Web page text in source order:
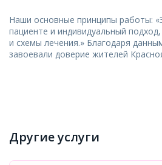
Наши основные принципы работы:
пациенте и индивидуальный
и схемы лечения.» Благодаря
завоевали доверие жителей
Другие услуги